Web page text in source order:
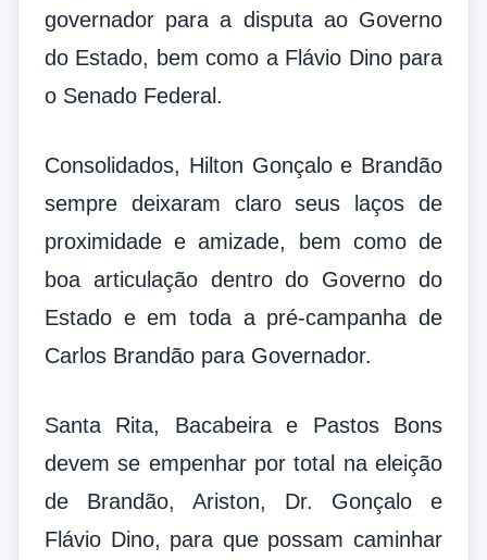
governador para a disputa ao Governo
do Estado, bem como a Flávio Dino para
o Senado Federal.
Consolidados, Hilton Gonçalo e Brandão
sempre deixaram claro seus laços de
proximidade e amizade, bem como de
boa articulação dentro do Governo do
Estado e em toda a pré-campanha de
Carlos Brandão para Governador.
Santa Rita, Bacabeira e Pastos Bons
devem se empenhar por total na eleição
de Brandão, Ariston, Dr. Gonçalo e
Flávio Dino, para que possam caminhar